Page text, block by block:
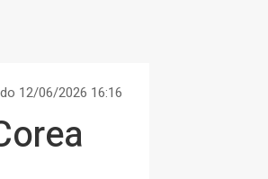
12/06/2026 16:16